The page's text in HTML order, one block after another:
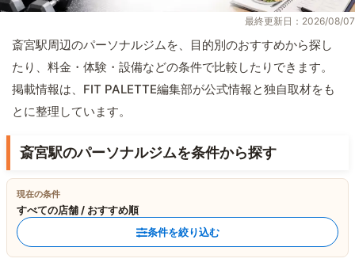
最終更新日：2026/08/07
斎宮駅周辺のパーソナルジムを、目的別のおすすめから探し
たり、料金・体験・設備などの条件で比較したりできます。
掲載情報は、FIT PALETTE編集部が公式情報と独自取材をも
とに整理しています。
斎宮駅のパーソナルジムを条件から探す
現在の条件
すべての店舗 / おすすめ順
条件を絞り込む